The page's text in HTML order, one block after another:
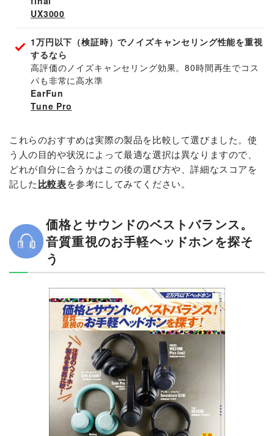
UX3000
1万円以下（検証時）でノイズキャンセリング性能を重視
するなら
高評価のノイズキャンセリング効果。80時間再生でコス
パも非常に高水準
EarFun
Tune Pro
これらのおすすめは実際の製品を比較して選びました。使
う人の目的や状況によって最適な選択は異なりますので、
どれが自分に合うかはこの後の選び方や、詳細なスコアを
記した比較表を参考にしてみてください。
価格とサウンドのベストバランス。
音質重視のお手軽ヘッドホンを探そ
う